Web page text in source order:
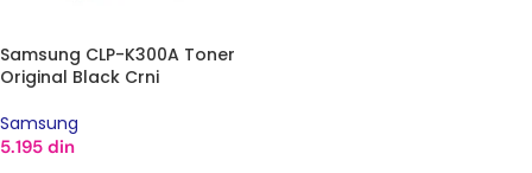
Samsung CLP-K300A Toner
Original Black Crni
Samsung
5.195 din